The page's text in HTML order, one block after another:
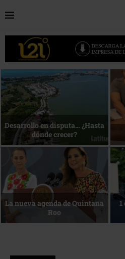
Bottega, un viaje servido a la
mesa
Reconocimiento de viajeros